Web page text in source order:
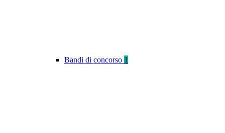
Bandi di concorso 1